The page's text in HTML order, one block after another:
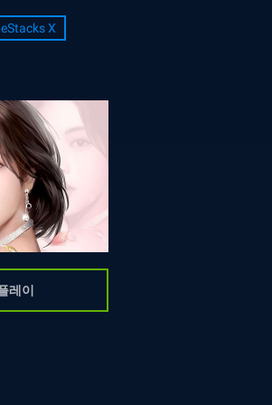
X
레이